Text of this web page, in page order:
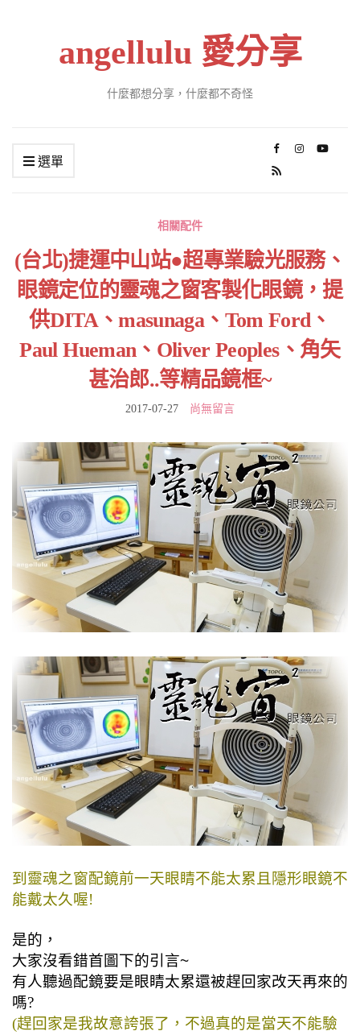
angellulu 愛分享
什麼都想分享，什麼都不奇怪
選單
相關配件
(台北)捷運中山站●超專業驗光服務、
眼鏡定位的靈魂之窗客製化眼鏡，提
供DITA、masunaga、Tom Ford、
Paul Hueman、Oliver Peoples、角矢
甚治郎..等精品鏡框~
2017-07-27 尚無留言
到靈魂之窗配鏡前一天眼睛不能太累且隱形眼鏡不
能戴太久喔!
是的，
大家沒看錯首圖下的引言~
有人聽過配鏡要是眼睛太累還被趕回家改天再來的
嗎?
(趕回家是我故意誇張了，不過真的是當天不能驗